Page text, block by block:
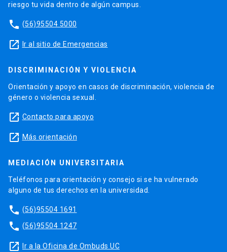
riesgo tu vida dentro de algún campus.
phone (56)95504 5000
launch Ir al sitio de Emergencias
DISCRIMINACIÓN Y VIOLENCIA
Orientación y apoyo en casos de discriminación, violencia de
género o violencia sexual.
launch Contacto para apoyo
launch Más orientación
MEDIACIÓN UNIVERSITARIA
Teléfonos para orientación y consejo si se ha vulnerado
alguno de tus derechos en la universidad.
phone (56)95504 1691
phone (56)95504 1247
launch Ir a la Oficina de Ombuds UC